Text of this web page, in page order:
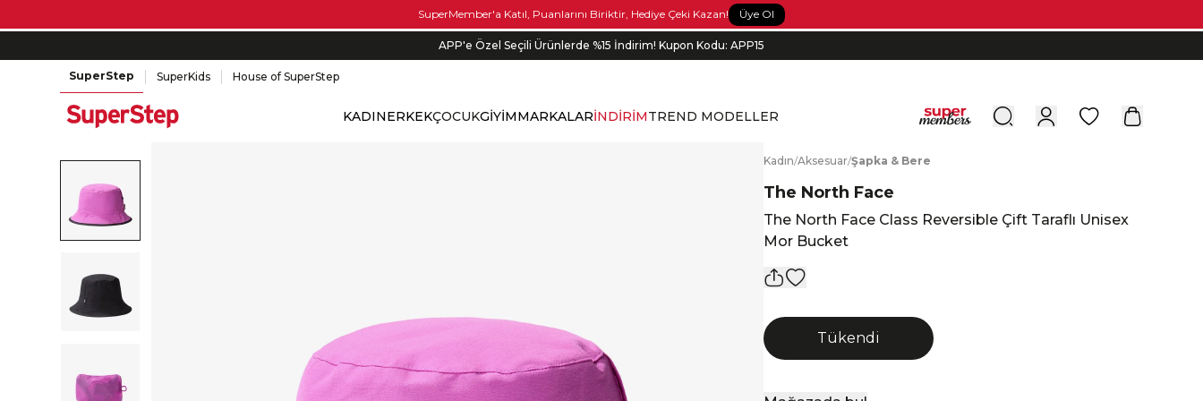
SuperMember'a Katıl, Puanlarını Biriktir, Hediye Çeki Kazan! Üye Ol
APP'e Özel Seçili Ürünlerde %15 İndirim! Kupon Kodu: APP15
SuperStep SuperKids House of SuperStep
KADINERKEKÇOCUKGİYİMMARKALARİNDİRİMTREND MODELLER 0
Kadın/Aksesuar/Şapka & Bere
The North Face
The North Face Class Reversible Çift Taraflı Unisex
Mor Bucket
Tükendi